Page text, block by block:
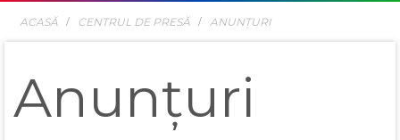
ACASĂ СENTRUL DE PRESĂ ANUNȚURI
Anunțuri